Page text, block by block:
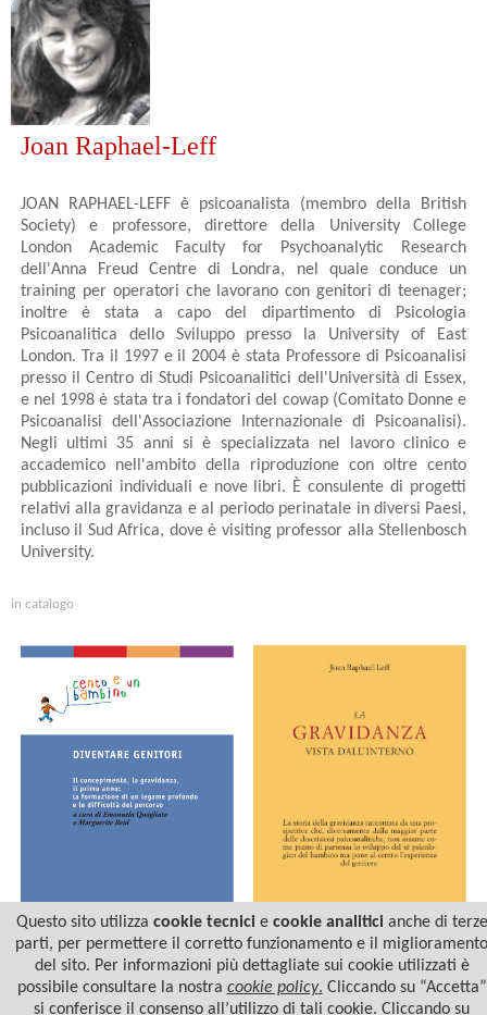
Joan Raphael-Leff
JOAN RAPHAEL-LEFF è psicoanalista (membro della British
Society) e professore, direttore della University College
London Academic Faculty for Psychoanalytic Research
dell'Anna Freud Centre di Londra, nel quale conduce un
training per operatori che lavorano con genitori di teenager;
inoltre è stata a capo del dipartimento di Psicologia
Psicoanalitica dello Sviluppo presso la University of East
London. Tra il 1997 e il 2004 è stata Professore di Psicoanalisi
presso il Centro di Studi Psicoanalitici dell'Università di Essex,
e nel 1998 è stata tra i fondatori del cowap (Comitato Donne e
Psicoanalisi dell'Associazione Internazionale di Psicoanalisi).
Negli ultimi 35 anni si è specializzata nel lavoro clinico e
accademico nell'ambito della riproduzione con oltre cento
pubblicazioni individuali e nove libri. È consulente di progetti
relativi alla gravidanza e al periodo perinatale in diversi Paesi,
incluso il Sud Africa, dove è visiting professor alla Stellenbosch
University.
in catalogo
DIVENTARE GENITORI
LA GRAVIDANZA
Questo sito utilizza cookie tecnicie cookie analiticianche di terze
parti, per permettere il corretto funzionamento e il miglioramento
del sito. Per informazioni più dettagliate sui cookie utilizzati è
possibile consultare la nostra cookie policy. Cliccando su “Accetta”
si conferisce il consenso all’utilizzo di tali cookie. Cliccando su